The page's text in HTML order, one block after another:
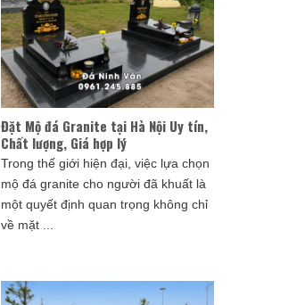
Đặt Mộ đá Granite tại Hà Nội Uy tín,
Chất lượng, Giá hợp lý
Trong thế giới hiện đại, việc lựa chọn
mộ đá granite cho người đã khuất là
một quyết định quan trọng không chỉ
về mặt ...